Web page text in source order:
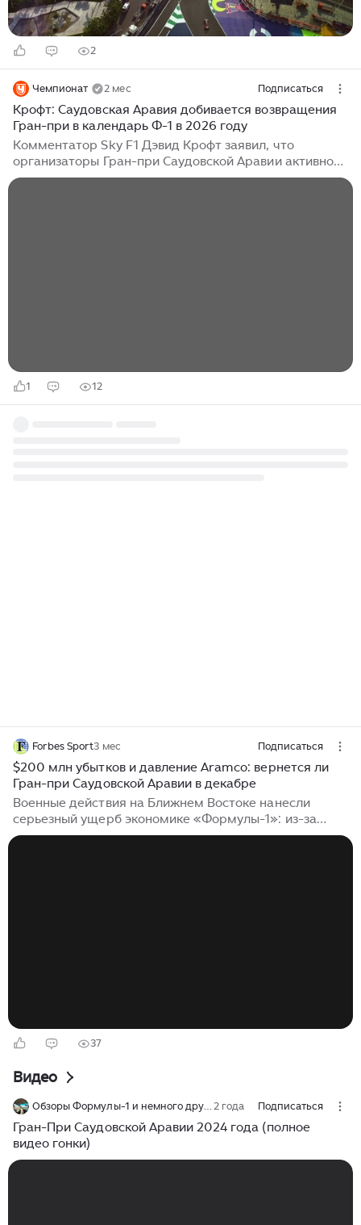
2
Чемпионат 2 мес Подписаться
Крофт: Саудовская Аравия добивается возвращения
Гран-при в календарь Ф-1 в 2026 году
Комментатор Sky F1 Дэвид Крофт заявил, что
организаторы Гран-при Саудовской Аравии активно
добиваются восстановления гонки в календаре
1 12
Forbes Sport3 мес Подписаться
$200 млн убытков и давление Aramco: вернется ли
Гран-при Саудовской Аравии в декабре
Военные действия на Ближнем Востоке нанесли
серьезный ущерб экономике «Формулы-1»: из-за
угроз безопасности команд, гонщиков и зрителей
37
Видео
Обзоры Формулы-1 и немного другого 2 года Подписаться
Гран-При Саудовской Аравии 2024 года (полное
видео гонки)